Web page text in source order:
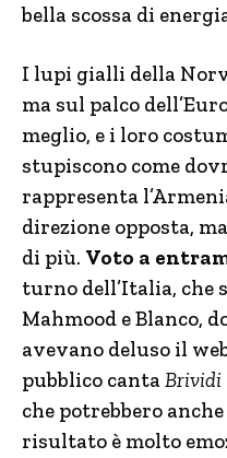
bella scossa di
I lupi gialli della
ma sul palco
meglio, e i loro
stupiscono come
rappresenta
direzione opposta,
di più. Voto a
turno dell’Italia, che
Mahmood e Blanco,
avevano deluso il
pubblico cantaBrividi
che potrebbero
risultato è molto